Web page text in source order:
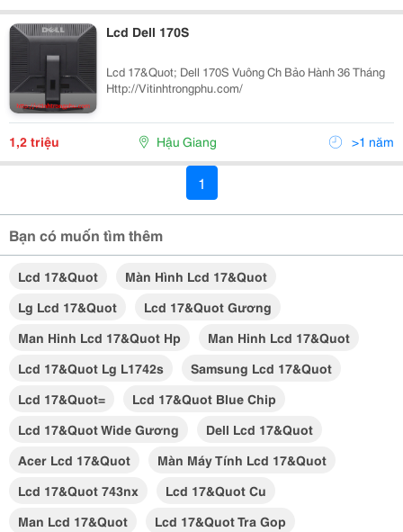
Lcd Dell 170S
Lcd 17&Quot; Dell 170S Vuông Ch Bảo Hành 36 Tháng
Http://Vitinhtrongphu.com/
1,2 triệu Hậu Giang >1 năm
1
Bạn có muốn tìm thêm
Lcd 17&quot
Màn Hình Lcd 17&quot
Lg Lcd 17&quot
Lcd 17&quot Gương
Man Hinh Lcd 17&quot Hp
Man Hinh Lcd 17&quot
Lcd 17&quot Lg L1742s
Samsung Lcd 17&quot
Lcd 17&quot=
Lcd 17&quot Blue Chip
Lcd 17&quot Wide Gương
Dell Lcd 17&quot
Acer Lcd 17&quot
Màn Máy Tính Lcd 17&quot
Lcd 17&quot 743nx
Lcd 17&quot Cu
Man Lcd 17&quot
Lcd 17&quot Tra Gop